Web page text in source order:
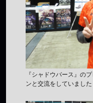
『シャドウバース』の
ンと交流をしていました